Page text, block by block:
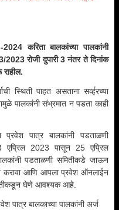
करिता बालकांच्या पालकांनी
2023 रोजी दुपारी 3 नंतर ते दिनांक
पाहत असताना सर्व्हरच्या
पालकांनी संभ्रमात न पडता काही
प्रवेश पात्र बालकांनी पडताळणी
एप्रिल 2023 पासून 25 एप्रिल
पडताळणी समितीकडे जाऊन
करावा आणि आपला प्रवेश ऑनलाईन
घेणे आवश्यक आहे.
पात्र बालकाच्या पालकांनी अर्ज